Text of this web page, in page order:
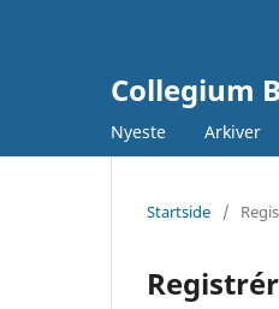
Collegium
Nyeste Arkiver
Startside /
Registrér